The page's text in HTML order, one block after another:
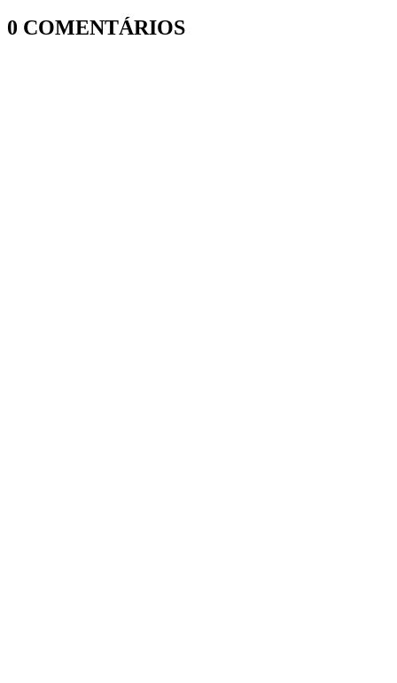
0 COMENTÁRIOS